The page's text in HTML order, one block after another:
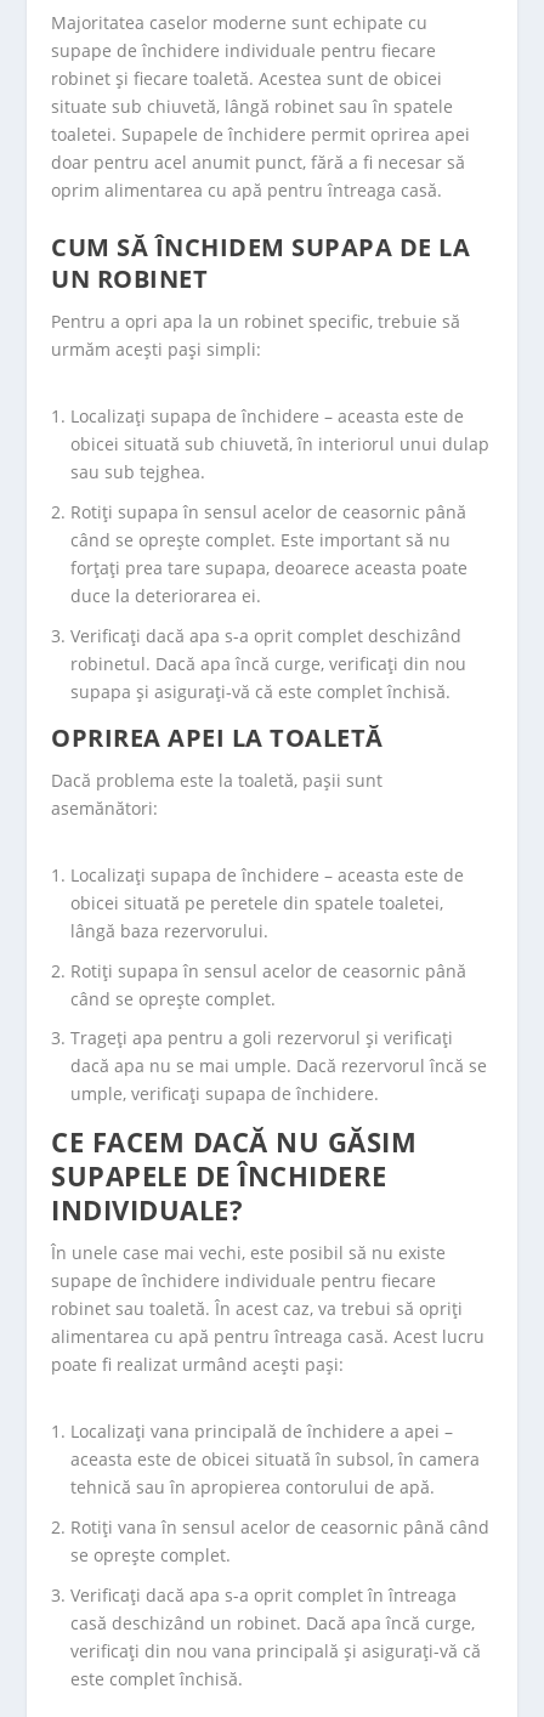
Majoritatea caselor moderne sunt echipate cu
supape de închidere individuale pentru fiecare
robinet și fiecare toaletă. Acestea sunt de obicei
situate sub chiuvetă, lângă robinet sau în spatele
toaletei. Supapele de închidere permit oprirea apei
doar pentru acel anumit punct, fără a fi necesar să
oprim alimentarea cu apă pentru întreaga casă.
CUM SĂ ÎNCHIDEM SUPAPA DE LA
UN ROBINET
Pentru a opri apa la un robinet specific, trebuie să
urmăm acești pași simpli:
Localizați supapa de închidere – aceasta este de
obicei situată sub chiuvetă, în interiorul unui dulap
sau sub tejghea.
Rotiți supapa în sensul acelor de ceasornic până
când se oprește complet. Este important să nu
forțați prea tare supapa, deoarece aceasta poate
duce la deteriorarea ei.
Verificați dacă apa s-a oprit complet deschizând
robinetul. Dacă apa încă curge, verificați din nou
supapa și asigurați-vă că este complet închisă.
OPRIREA APEI LA TOALETĂ
Dacă problema este la toaletă, pașii sunt
asemănători:
Localizați supapa de închidere – aceasta este de
obicei situată pe peretele din spatele toaletei,
lângă baza rezervorului.
Rotiți supapa în sensul acelor de ceasornic până
când se oprește complet.
Trageți apa pentru a goli rezervorul și verificați
dacă apa nu se mai umple. Dacă rezervorul încă se
umple, verificați supapa de închidere.
CE FACEM DACĂ NU GĂSIM
SUPAPELE DE ÎNCHIDERE
INDIVIDUALE?
În unele case mai vechi, este posibil să nu existe
supape de închidere individuale pentru fiecare
robinet sau toaletă. În acest caz, va trebui să opriți
alimentarea cu apă pentru întreaga casă. Acest lucru
poate fi realizat urmând acești pași:
Localizați vana principală de închidere a apei –
aceasta este de obicei situată în subsol, în camera
tehnică sau în apropierea contorului de apă.
Rotiți vana în sensul acelor de ceasornic până când
se oprește complet.
Verificați dacă apa s-a oprit complet în întreaga
casă deschizând un robinet. Dacă apa încă curge,
verificați din nou vana principală și asigurați-vă că
este complet închisă.